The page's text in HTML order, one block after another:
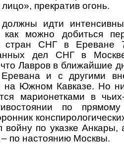
прекратив огонь.
идти
как можно добиться
стран СНГ в Ереване
дел СНГ в
Лавров в ближайшие
и с другими
Южном Кавказе. Но
марионетками в
по
войну по указке Анкары,
по настоянию Москвы.